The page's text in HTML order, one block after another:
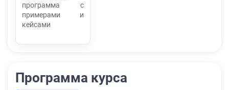
программа с
примерами и
кейсами
Программа курса